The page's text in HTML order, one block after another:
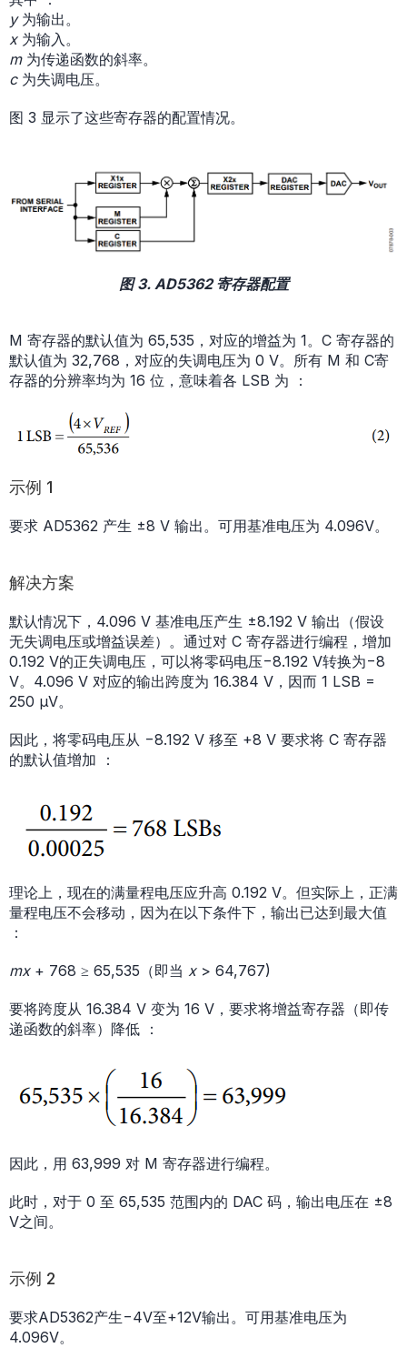
y为输出。
x为输入。
m为传递函数的斜率。
c为失调电压。
图 3 显示了这些寄存器的配置情况。
图 3. AD5362 寄存器配置
M 寄存器的默认值为 65,535，对应的增益为 1。C 寄存器的
默认值为 32,768，对应的失调电压为 0 V。所有 M 和 C寄
存器的分辨率均为 16 位，意味着各 LSB 为 ：
示例 1
要求 AD5362 产生 ±8 V 输出。可用基准电压为 4.096V。
解决方案
默认情况下，4.096 V 基准电压产生 ±8.192 V 输出（假设
无失调电压或增益误差）。通过对 C 寄存器进行编程，增加
0.192 V的正失调电压，可以将零码电压−8.192 V转换为−8
V。4.096 V 对应的输出跨度为 16.384 V，因而 1 LSB =
250 µV。
因此，将零码电压从 −8.192 V 移至 +8 V 要求将 C 寄存器
的默认值增加 ：
理论上，现在的满量程电压应升高 0.192 V。但实际上，正满
量程电压不会移动，因为在以下条件下，输出已达到最大值
：
mx+ 768 ≥ 65,535（即当 x> 64,767)
要将跨度从 16.384 V 变为 16 V，要求将增益寄存器（即传
递函数的斜率）降低 ：
因此，用 63,999 对 M 寄存器进行编程。
此时，对于 0 至 65,535 范围内的 DAC 码，输出电压在 ±8
V之间。
示例 2
要求AD5362产生−4V至+12V输出。可用基准电压为
4.096V。